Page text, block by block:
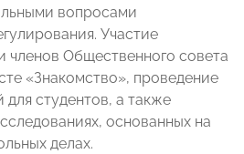
вопросами
Участие
Общественного совета
«Знакомство», проведение
для студентов, а также
основанных на
делах.